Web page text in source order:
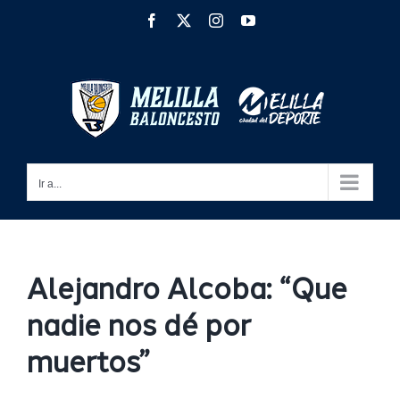
Facebook InstagramYouTube
Ir a...
Alejandro Alcoba: “Que
nadie nos dé por
muertos”